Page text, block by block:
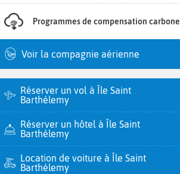
Programmes de compensation carbone
Voir la compagnie aérienne
Réserver un vol à Île Saint
Barthélemy
Réserver un hôtel à Île Saint
Barthélemy
Location de voiture à Île Saint
Barthélemy